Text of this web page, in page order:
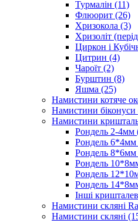
Турмалін (11)
Флюорит (26)
Хризокола (3)
Хризоліт
Циркон і
Цитрин (4)
Чароїт (2)
Бурштин (8)
Яшма (25)
Намистини котяче
Намистини біконуси
Намистини
Рондель 2-4мм
Рондель 6*4мм
Рондель 8*6мм
Рондель
Рондель
Рондель
Інші
Намистини скляні
Намистини скляні